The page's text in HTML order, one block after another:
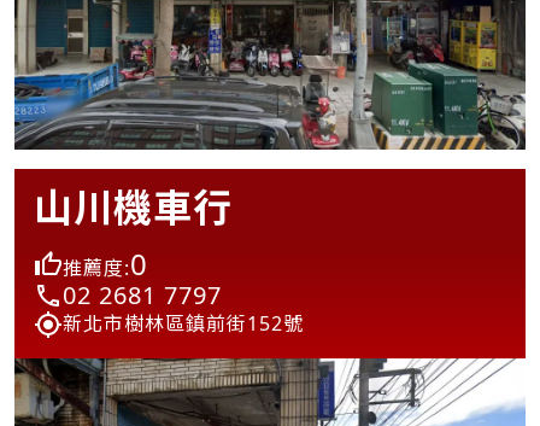
山川機車行
推薦度:0
02 2681 7797
新北市樹林區鎮前街152號